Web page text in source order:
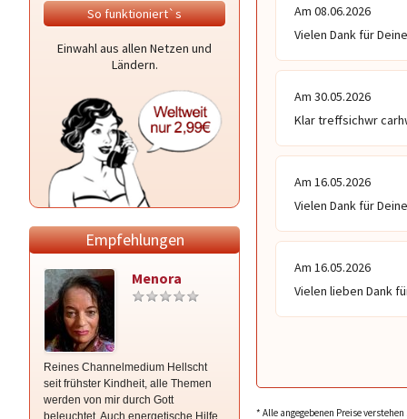
So funktioniert`s
Einwahl aus allen Netzen und
Ländern.
Empfehlungen
Menora
Reines Channelmedium Hellscht
seit frühster Kindheit, alle Themen
werden von mir durch Gott
beleuchtet, Auch energetische Hilfe
LIEBESKUMMER u.
ER/SIE mich noch? Schnell und
Am 08.06.2026
Vielen Dank für
Am 30.05.2026
Klar treffsichwr
Am 16.05.2026
Vielen Dank für
Am 16.05.2026
Vielen lieben Dank
* Alle angegebenen Preise